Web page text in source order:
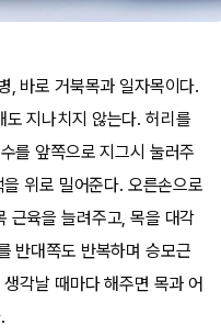
, 바로 거북목과 일자목이다.
지나치지 않는다. 허리를
를 앞쪽으로 지그시 눌러주
위로 밀어준다. 오른손으로
근육을 늘려주고, 목을 대각
반대쪽도 반복하며 승모근
각날 때마다 해주면 목과 어